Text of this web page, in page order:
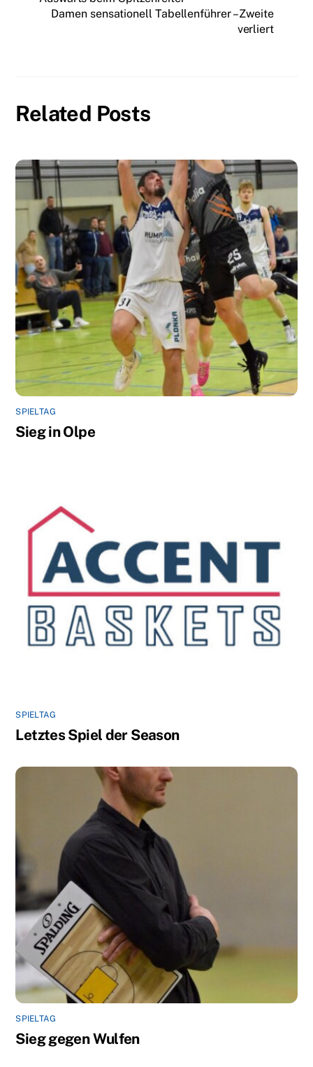
Damen sensationell Tabellenführer – Zweite
verliert
Related Posts
SPIELTAG
Sieg in Olpe
SPIELTAG
Letztes Spiel der Season
SPIELTAG
Sieg gegen Wulfen